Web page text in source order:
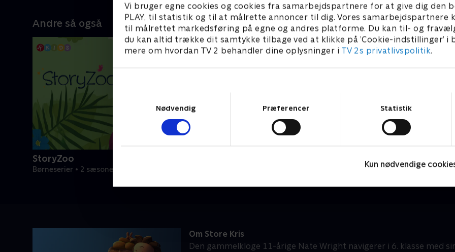
Vi bruger egne cookies og cookies fra samarbejdspartnere for at give dig den
PLAY, til statistik og til at målrette annoncer til dig. Vores samarbejdspartnere
til målrettet markedsføring på egne og andres platforme. Du kan til- og
du kan altid trække dit samtykke tilbage ved at klikke på ’Cookie-indstillinger’ i
mere om hvordan TV 2 behandler dine oplysninger i TV 2s privatlivspolitik.
Nødvendig
Præferencer Statistik
Kun nødvendige
Andre så også
StoryZoo
Børneserier • 2 sæsoner
Om Store Kris
Den gammelkloge 11-årige Nate Wright navigerer i 6. klasse med